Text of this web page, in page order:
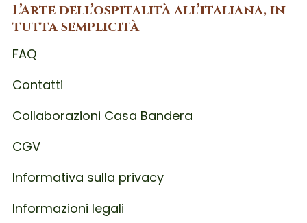
L’Arte dell’ospitalità all’italiana, in
tutta semplicità
FAQ
Contatti
Collaborazioni Casa Bandera
CGV
Informativa sulla privacy
Informazioni legali